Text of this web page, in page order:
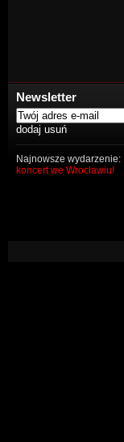
Newsletter
Najnowsze wydarzenie:
koncert we Wrocławiu!